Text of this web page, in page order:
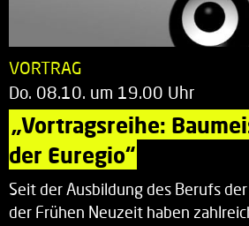
VORTRAG
Do. 08.10. um 19.00 Uhr
„Vortragsreihe:
der Euregio“
Seit der Ausbildung des Berufs
der Frühen Neuzeit haben